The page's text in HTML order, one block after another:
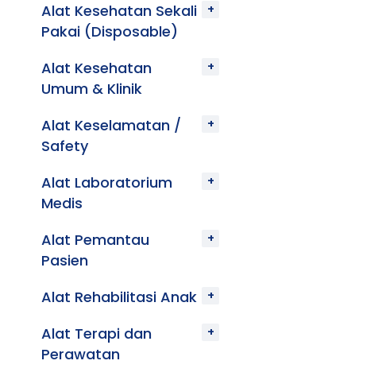
Alat Kesehatan Sekali
Pakai (Disposable)
Alat Kesehatan
Umum & Klinik
Alat Keselamatan /
Safety
Alat Laboratorium
Medis
Alat Pemantau
Pasien
Alat Rehabilitasi Anak
Alat Terapi dan
Perawatan